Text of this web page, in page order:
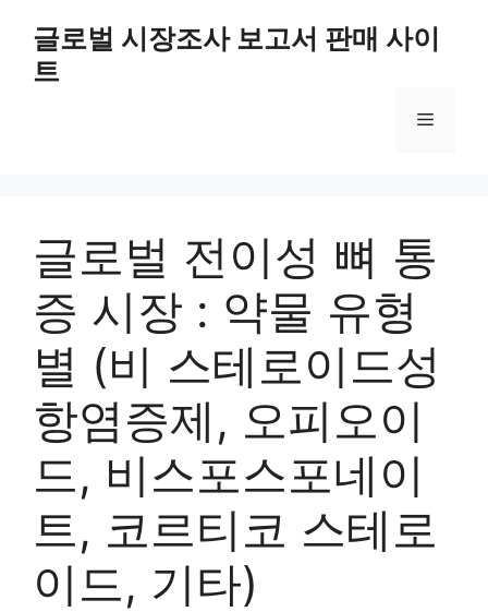
content
글로벌 시장조사 보고서 판매 사이
트
Menu
글로벌 전이성 뼈 통
증 시장 : 약물 유형
별 (비 스테로이드성
항염증제, 오피오이
드, 비스포스포네이
트, 코르티코 스테로
이드, 기타)